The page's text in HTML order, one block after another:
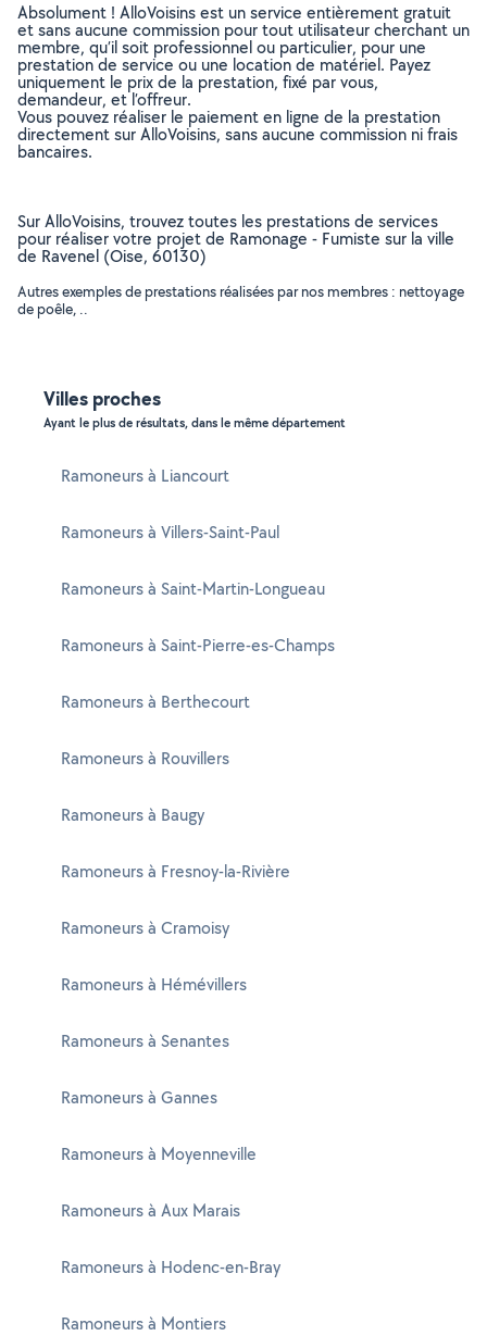
Absolument ! AlloVoisins est un service entièrement gratuit
et sans aucune commission pour tout utilisateur cherchant un
membre, qu’il soit professionnel ou particulier, pour une
prestation de service ou une location de matériel. Payez
uniquement le prix de la prestation, fixé par vous,
demandeur, et l’offreur.
Vous pouvez réaliser le paiement en ligne de la prestation
directement sur AlloVoisins, sans aucune commission ni frais
bancaires.
Sur AlloVoisins, trouvez toutes les prestations de services
pour réaliser votre projet de Ramonage - Fumiste sur la ville
de Ravenel (Oise, 60130)
Autres exemples de prestations réalisées par nos membres : nettoyage
de poêle, ..
Villes proches
Ayant le plus de résultats, dans le même département
Ramoneurs à Liancourt
Ramoneurs à Villers-Saint-Paul
Ramoneurs à Saint-Martin-Longueau
Ramoneurs à Saint-Pierre-es-Champs
Ramoneurs à Berthecourt
Ramoneurs à Rouvillers
Ramoneurs à Baugy
Ramoneurs à Fresnoy-la-Rivière
Ramoneurs à Cramoisy
Ramoneurs à Hémévillers
Ramoneurs à Senantes
Ramoneurs à Gannes
Ramoneurs à Moyenneville
Ramoneurs à Aux Marais
Ramoneurs à Hodenc-en-Bray
Ramoneurs à Montiers